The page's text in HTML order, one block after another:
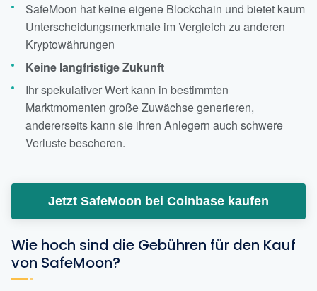
SafeMoon hat keine eigene Blockchain und bietet kaum
Unterscheidungsmerkmale im Vergleich zu anderen
Kryptowährungen
Keine langfristige Zukunft
Ihr spekulativer Wert kann in bestimmten
Marktmomenten große Zuwächse generieren,
andererseits kann sie ihren Anlegern auch schwere
Verluste bescheren.
Jetzt SafeMoon bei Coinbase kaufen
Wie hoch sind die Gebühren für den Kauf
von SafeMoon?